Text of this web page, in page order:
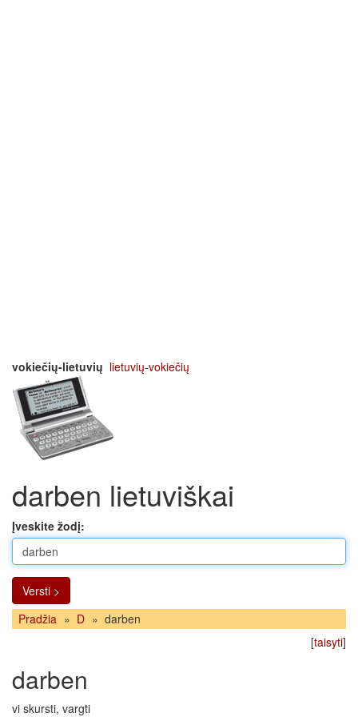
vokiečių-lietuvių lietuvių-vokiečių
darben lietuviškai
Įveskite žodį:
Versti >
Pradžia » D » darben
[taisyti]
darben
vi skursti, vargti